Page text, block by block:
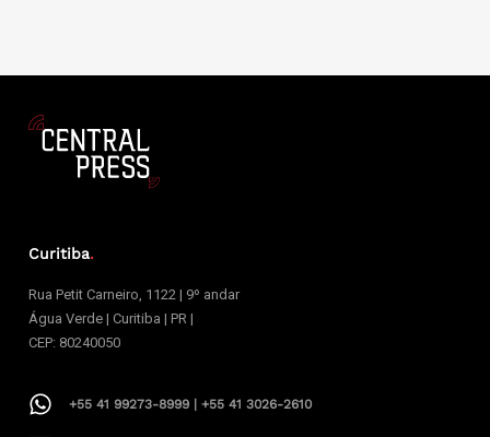
Curitiba.
Rua Petit Carneiro, 1122 | 9º andar
Água Verde | Curitiba | PR |
CEP: 80240050
+55 41 99273-8999 | +55 41 3026-2610